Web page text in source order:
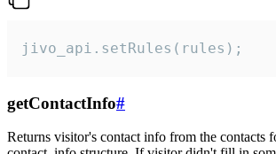
jivo_api.setRules(rules);
getContactInfo#
Returns visitor's contact info from the contacts